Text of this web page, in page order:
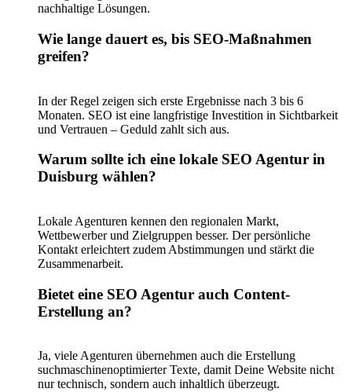
nachhaltige Lösungen.
Wie lange dauert es, bis SEO-Maßnahmen
greifen?
In der Regel zeigen sich erste Ergebnisse nach 3 bis 6
Monaten. SEO ist eine langfristige Investition in Sichtbarkeit
und Vertrauen – Geduld zahlt sich aus.
Warum sollte ich eine lokale SEO Agentur in
Duisburg wählen?
Lokale Agenturen kennen den regionalen Markt,
Wettbewerber und Zielgruppen besser. Der persönliche
Kontakt erleichtert zudem Abstimmungen und stärkt die
Zusammenarbeit.
Bietet eine SEO Agentur auch Content-
Erstellung an?
Ja, viele Agenturen übernehmen auch die Erstellung
suchmaschinenoptimierter Texte, damit Deine Website nicht
nur technisch, sondern auch inhaltlich überzeugt.